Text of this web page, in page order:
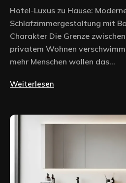
Hotel-Luxus zu Hause:
Schlafzimmergestaltung mit
Charakter Die Grenze
privatem Wohnen
mehr Menschen wollen das...
Weiterlesen